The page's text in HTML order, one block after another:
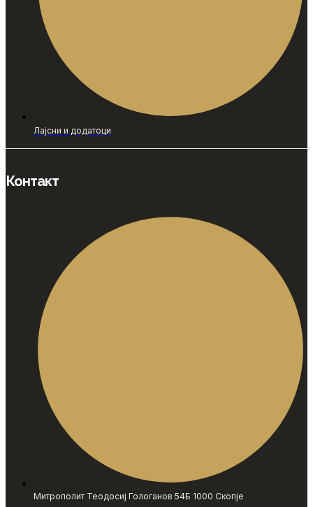
Лајсни и додатоци
Контакт
Митрополит Теодосиј Гологанов 54Б 1000 Скопје